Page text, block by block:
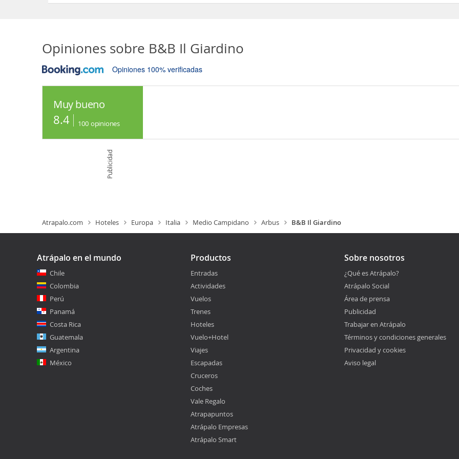
Opiniones sobre B&B Il Giardino
Opiniones 100% verificadas
Muy bueno
8.4 100 opiniones
Publicidad
Atrapalo.com Hoteles Europa Italia Medio Campidano Arbus B&B Il Giardino
Atrápalo en el mundo
Chile
Colombia
Perú
Panamá
Costa Rica
Guatemala
Argentina
México
Productos
Entradas
Actividades
Vuelos
Trenes
Hoteles
Vuelo+Hotel
Viajes
Escapadas
Cruceros
Coches
Vale Regalo
Atrapapuntos
Atrápalo Empresas
Atrápalo Smart
Sobre nosotros
¿Qué es Atrápalo?
Atrápalo Social
Área de prensa
Publicidad
Trabajar en Atrápalo
Términos y condiciones generales
Privacidad y cookies
Aviso legal